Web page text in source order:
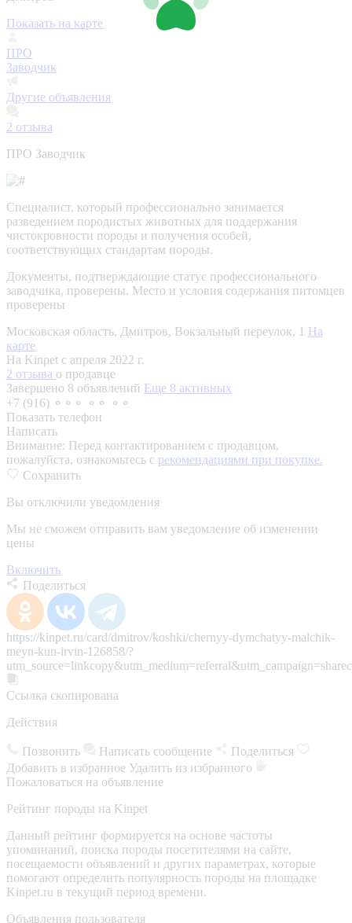
Показать на карте
ПРО
Заводчик
Другие объявления
2 отзыва
ПРО Заводчик
Специалист, который профессионально занимается
разведением породистых животных для поддержания
чистокровности породы и получения особей,
соответствующих стандартам породы.
Документы, подтверждающие статус профессионального
заводчика, проверены. Место и условия содержания питомцев
проверены
Московская область, Дмитров, Вокзальный переулок, 1 На
карте
На Kinpet c апреля 2022 г.
2 отзыва о продавце
Завершено 8 объявлений Еще 8 активных
+7 (916) ⚬⚬⚬ ⚬⚬ ⚬⚬
Показать телефон
Написать
Внимание: Перед контактированием с продавцом,
пожалуйста, ознакомьтесь с рекомендациями при покупке.
Сохранить
Вы отключили уведомления
Мы не сможем отправить вам уведомление об изменении
цены
Включить
Поделиться
https://kinpet.ru/card/dmitrov/koshki/chernyy-dymchatyy-malchik-
meyn-kun-irvin-126858/?
Ссылка скопирована
Действия
Позвонить Написать сообщение
Поделиться
Добавить в избранное Удалить из избранного
Пожаловаться на объявление
Рейтинг породы на Kinpet
Данный рейтинг формируется на основе частоты
упоминаний, поиска породы посетителями на сайте,
посещаемости объявлений и других параметрах, которые
помогают определить популярность породы на площадке
Kinpet.ru в текущий период времени.
Объявления пользователя